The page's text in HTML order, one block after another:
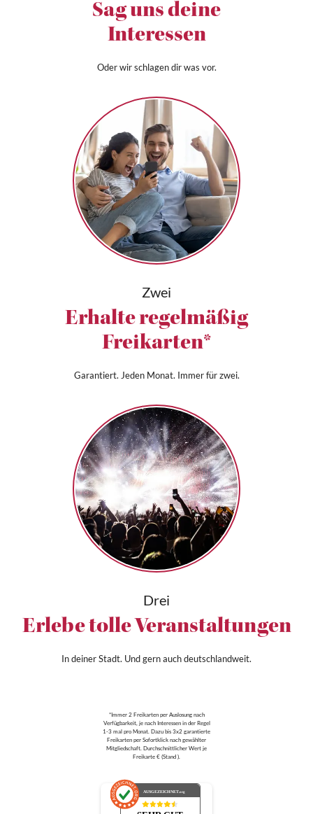
Sag uns deine
Interessen
Oder wir schlagen dir was vor.
Zwei
Erhalte regelmäßig
Freikarten*
Garantiert. Jeden Monat. Immer für zwei.
Drei
Erlebe tolle Veranstaltungen
In deiner Stadt. Und gern auch deutschlandweit.
*Immer 2 Freikarten per Auslosung nach
Verfügbarkeit, je nach Interessen in der Regel
1-3 mal pro Monat. Dazu bis 3x2 garantierte
Freikarten per Sofortklick nach gewählter
Mitgliedschaft. Durchschnittlicher Wert je
Freikarte € (Stand ).
AUSGEZEICHNET.org